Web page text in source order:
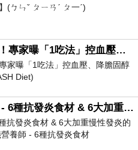
(ㄅㄣˇ ㄆㄧㄢˊ ㄆ一ˊ)
不只少吃鹽！專家曝「1吃法」控血壓、降膽固醇 - 得舒飲食(DASH Diet)
家曝「1吃法」控血壓、降膽固醇
Diet)
dietitiansophia/posts/
欣儀營養師 - 6種抗發炎食材 & 6大加重慢性發炎的飲食習慣
抗發炎食材 & 6大加重慢性發炎的
養師 - 6種抗發炎食材
photo/?fbid=147